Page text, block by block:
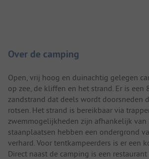
Over de camping
Open, vrij hoog en duinachtig gelegen
op zee, de kliffen en het strand. Er is een
zandstrand dat deels wordt doorsneden
rotsen. Het strand is bereikbaar via
zwemmogelijkheden zijn afhankelijk van
staanplaatsen hebben een ondergrond
verhard. Voor tentkampeerders is er een
Direct naast de camping is een restaurant